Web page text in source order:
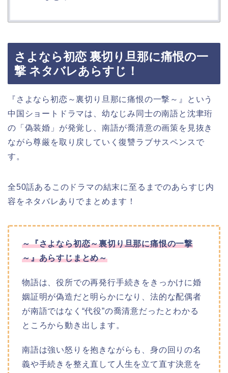
さよなら初恋 裏切り旦那に痛恨の一
撃 ネタバレあらすじ！
『さよなら初恋～裏切り旦那に痛恨の一撃～』という
中国ショートドラマは、幼なじみ同士の南語と沈聿珩
の「偽装婚」が発覚し、南語が喬清意の画策を見抜き
ながら尊厳を取り戻していく復讐ラブサスペンスで
す。
全50話あるこのドラマの結末に至るまでのあらすじ内
容をネタバレありでまとめます！
～『さよなら初恋～裏切り旦那に痛恨の一撃
～』あらすじまとめ～
物語は、役所での再発行手続きをきっかけに婚
姻証明が偽造だと明らかになり、法的な配偶者
が南語ではなく“代役”の喬清意だったとわかる
ところから動き出します。
南語は強い怒りを抱きながらも、身の回りの名
義や手続きを整え直して人生を立て直す決意を